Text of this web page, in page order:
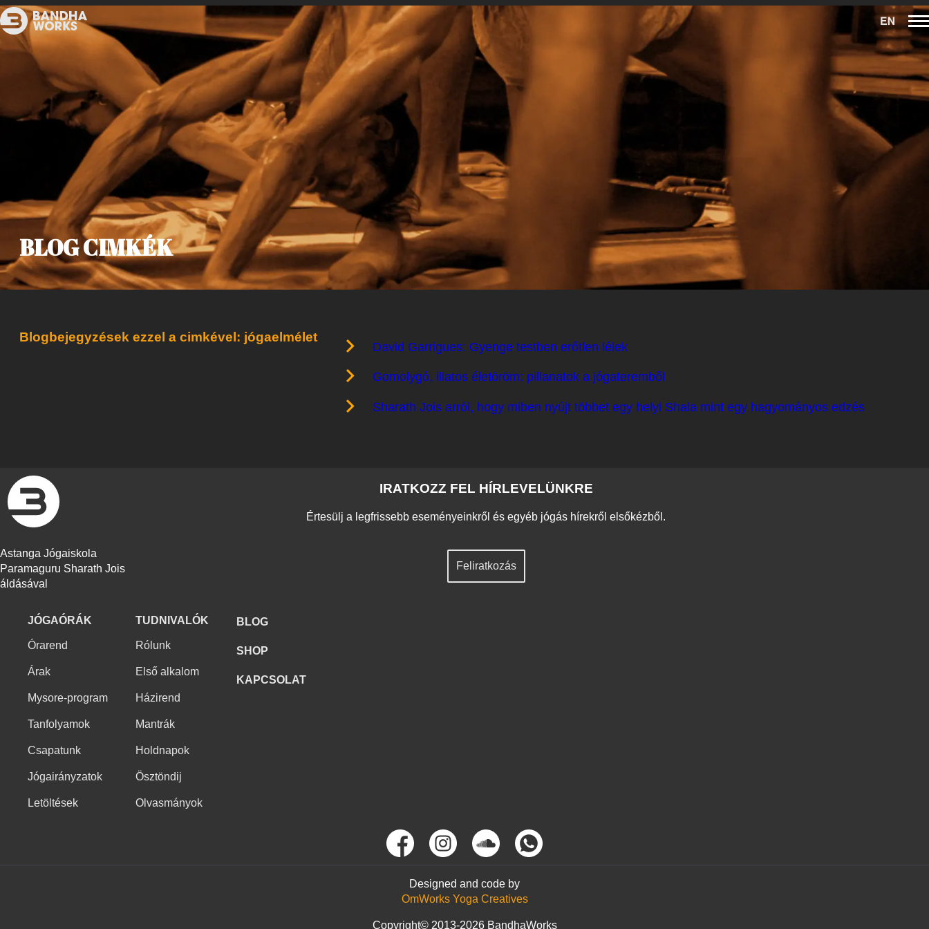
BLOG CIMKÉK
Blogbejegyzések ezzel a cimkével: jógaelmélet
David Garrigues: Gyenge testben erőtlen lélek
Gomolygó, illatos életöröm: pillanatok a jógateremből
Sharath Jois arról, hogy miben nyújt többet egy helyi Shala mint egy hagyományos edzés
Astanga Jógaiskola
Paramaguru Sharath Jois
áldásával
JÓGAÓRÁK
Órarend
Árak
Mysore-program
Tanfolyamok
Csapatunk
Jógairányzatok
Letöltések
TUDNIVALÓK
Rólunk
Első alkalom
Házirend
Mantrák
Holdnapok
Ösztöndij
Olvasmányok
BLOG
SHOP
KAPCSOLAT
IRATKOZZ FEL HÍRLEVELÜNKRE
Értesülj a legfrissebb eseményeinkről és egyéb jógás hírekről elsőkézből.
Feliratkozás
Designed and code by
OmWorks Yoga Creatives
Copyright© 2013-2026 BandhaWorks